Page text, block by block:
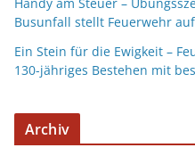
Busunfall stellt Feuerwehr
Ein Stein für die Ewigkeit –
130-jähriges Bestehen mit
Archiv